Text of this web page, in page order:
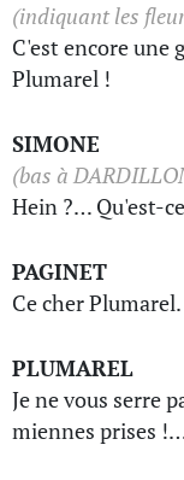
(indiquant les
C'est encore une
Plumarel !
SIMONE
(bas à
Hein ?… Qu'est-
PAGINET
Ce cher Plumarel.
PLUMAREL
Je ne vous serre
miennes prises